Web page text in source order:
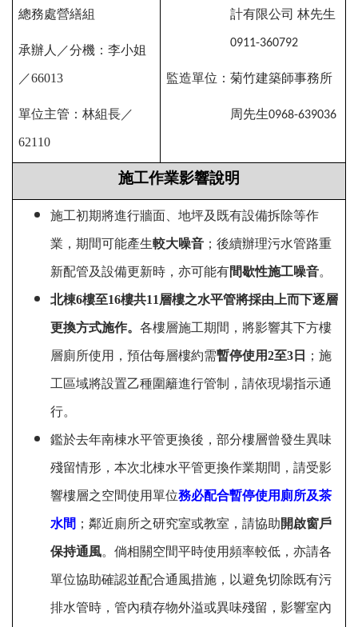
總務處營繕組
承辦人／分機：李小姐
／66013
單位主管：林組長／
62110
計有限公司 林先生
0911-360792
監造單位：菊竹建築師事務所
周先生0968-639036
施工作業影響說明
施工初期將進行牆面、地坪及既有設備拆除等作
業，期間可能產生較大噪音 ；後續辦理污水管路重
新配管及設備更新時，亦可能有間歇性施工噪音。
北棟6樓至16樓共11 層樓之水平管將採由上而下逐層
更換方式施作。 各樓層施工期間，將影響其下方樓
層廁所使用，預估每層樓約需暫停使用2至3 日 ；施
工區域將設置乙種圍籬進行管制，請依現場指示通
行。
鑑於去年南棟水平管更換後，部分樓層曾發生異味
殘留情形，本次北棟水平管更換作業期間，請受影
響樓層之空間使用單位務必配合暫停使用廁所及茶
水間 ；鄰近廁所之研究室或教室，請協助開啟窗戶
保持通風。倘相關空間平時使用頻率較低，亦請各
單位協助確認並配合通風措施，以避免切除既有污
排水管時，管內積存物外溢或異味殘留，影響室內